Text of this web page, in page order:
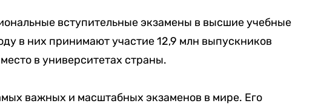
вступительные экзамены в высшие учебные
в них принимают участие 12,9 млн выпускников
в университетах страны.
важных и масштабных экзаменов в мире. Его